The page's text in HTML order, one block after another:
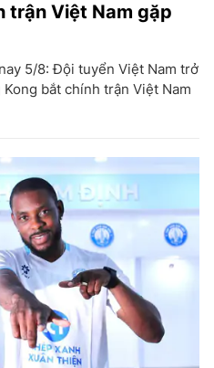
trận Việt Nam gặp
5/8: Đội tuyển Việt Nam trở
bắt chính trận Việt Nam